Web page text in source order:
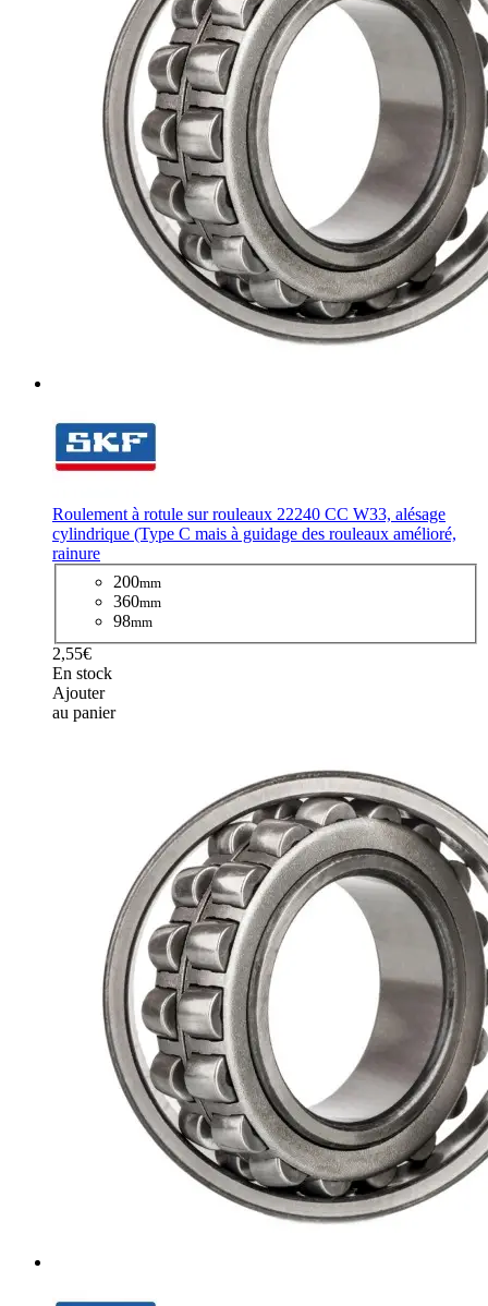
Roulement à rotule sur rouleaux 22240 CC W33, alésage
cylindrique (Type C mais à guidage des rouleaux amélioré,
rainure
200mm
360mm
98mm
2,55€
En stock
Ajouter
au panier